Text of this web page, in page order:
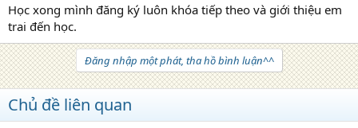
Học xong mình đăng ký luôn khóa tiếp theo và giới thiệu em
trai đến học.
Đăng nhập một phát, tha hồ bình luận^^
Chủ đề liên quan